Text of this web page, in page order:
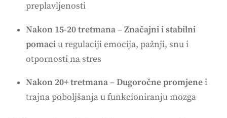
preplavljenosti
Nakon 15-20 tretmana–Značajni i stabilni
pomaciu regulaciji emocija, pažnji, snu i
otpornosti na stres
Nakon 20+ tretmana–Dugoročne promjenei
trajna poboljšanja u funkcioniranju mozga